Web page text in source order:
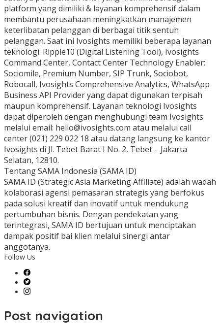
platform yang dimiliki & layanan komprehensif dalam
membantu perusahaan meningkatkan manajemen
keterlibatan pelanggan di berbagai titik sentuh
pelanggan. Saat ini Ivosights memiliki beberapa layanan
teknologi: Ripple10 (Digital Listening Tool), Ivosights
Command Center, Contact Center Technology Enabler:
Sociomile, Premium Number, SIP Trunk, Sociobot,
Robocall, Ivosights Comprehensive Analytics, WhatsApp
Business API Provider yang dapat digunakan terpisah
maupun komprehensif. Layanan teknologi Ivosights
dapat diperoleh dengan menghubungi team Ivosights
melalui email: hello@ivosights.com atau melalui call
center (021) 229 022 18 atau datang langsung ke kantor
Ivosights di Jl. Tebet Barat I No. 2, Tebet – Jakarta
Selatan, 12810.
Tentang SAMA Indonesia (SAMA ID)
SAMA ID (Strategic Asia Marketing Affiliate) adalah wadah
kolaborasi agensi pemasaran strategis yang berfokus
pada solusi kreatif dan inovatif untuk mendukung
pertumbuhan bisnis. Dengan pendekatan yang
terintegrasi, SAMA ID bertujuan untuk menciptakan
dampak positif bai klien melalui sinergi antar
anggotanya.
Follow Us
Post navigation